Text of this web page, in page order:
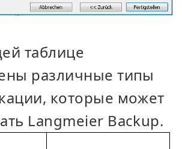
таблице
различные типы
которые может
Langmeier Backup.